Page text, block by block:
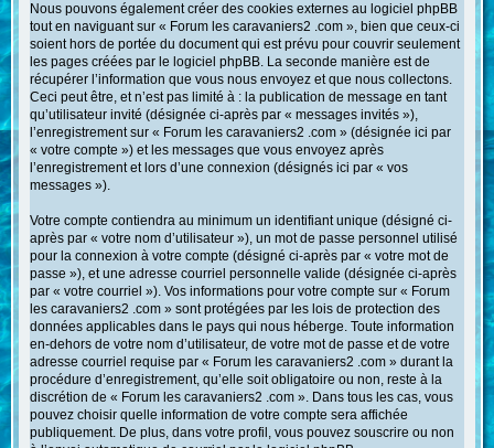
Nous pouvons également créer des cookies externes au logiciel phpBB
tout en naviguant sur « Forum les caravaniers2 .com », bien que ceux-ci
soient hors de portée du document qui est prévu pour couvrir seulement
les pages créées par le logiciel phpBB. La seconde manière est de
récupérer l’information que vous nous envoyez et que nous collectons.
Ceci peut être, et n’est pas limité à : la publication de message en tant
qu’utilisateur invité (désignée ci-après par « messages invités »),
l’enregistrement sur « Forum les caravaniers2 .com » (désignée ici par
« votre compte ») et les messages que vous envoyez après
l’enregistrement et lors d’une connexion (désignés ici par « vos
messages »).
Votre compte contiendra au minimum un identifiant unique (désigné ci-
après par « votre nom d’utilisateur »), un mot de passe personnel utilisé
pour la connexion à votre compte (désigné ci-après par « votre mot de
passe »), et une adresse courriel personnelle valide (désignée ci-après
par « votre courriel »). Vos informations pour votre compte sur « Forum
les caravaniers2 .com » sont protégées par les lois de protection des
données applicables dans le pays qui nous héberge. Toute information
en-dehors de votre nom d’utilisateur, de votre mot de passe et de votre
adresse courriel requise par « Forum les caravaniers2 .com » durant la
procédure d’enregistrement, qu’elle soit obligatoire ou non, reste à la
discrétion de « Forum les caravaniers2 .com ». Dans tous les cas, vous
pouvez choisir quelle information de votre compte sera affichée
publiquement. De plus, dans votre profil, vous pouvez souscrire ou non